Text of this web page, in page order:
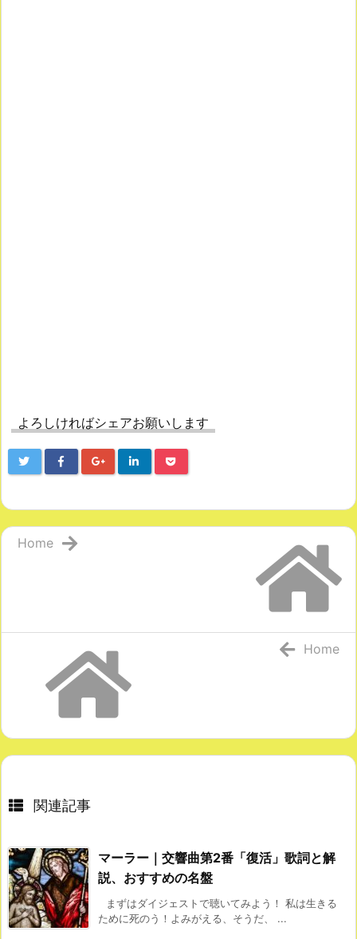
よろしければシェアお願いします
Home
Home
関連記事
マーラー｜交響曲第2番「復活」歌詞と解
説、おすすめの名盤
まずはダイジェストで聴いてみよう！ 私は生きる
ために死のう！よみがえる、そうだ、 ...